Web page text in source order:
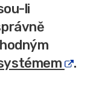
li
.